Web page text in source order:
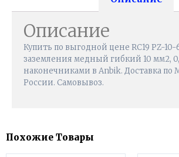
Описание
Купить по выгодной цене RC19 PZ-
заземления медный гибкий 10 мм2,
наконечниками в Anbik. Доставка по
России. Самовывоз.
Похожие Товары